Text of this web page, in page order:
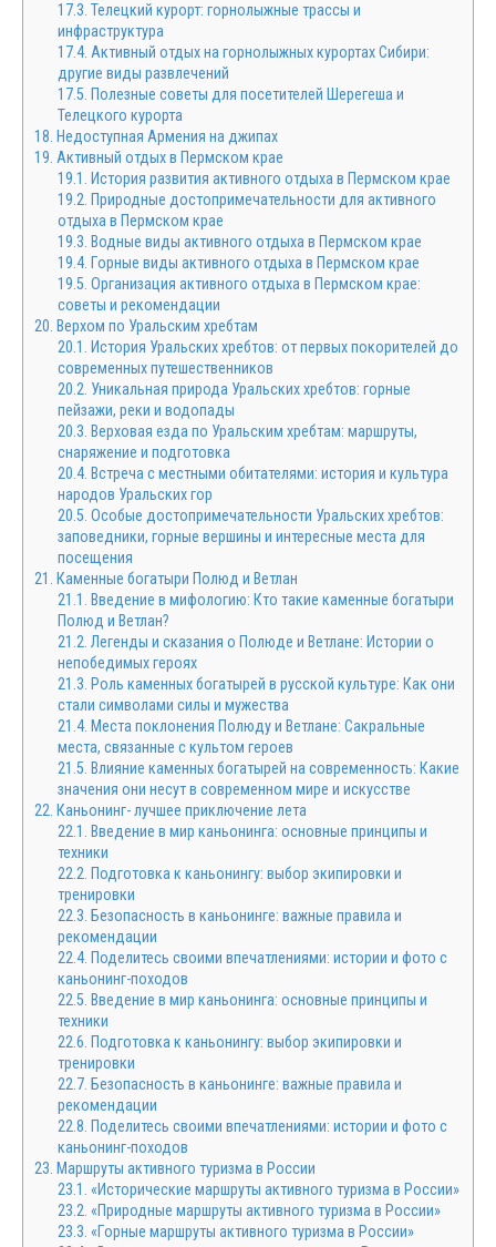
17.3. Телецкий курорт: горнолыжные трассы и
инфраструктура
17.4. Активный отдых на горнолыжных курортах Сибири:
другие виды развлечений
17.5. Полезные советы для посетителей Шерегеша и
Телецкого курорта
18. Недоступная Армения на джипах
19. Активный отдых в Пермском крае
19.1. История развития активного отдыха в Пермском крае
19.2. Природные достопримечательности для активного
отдыха в Пермском крае
19.3. Водные виды активного отдыха в Пермском крае
19.4. Горные виды активного отдыха в Пермском крае
19.5. Организация активного отдыха в Пермском крае:
советы и рекомендации
20. Верхом по Уральским хребтам
20.1. История Уральских хребтов: от первых покорителей до
современных путешественников
20.2. Уникальная природа Уральских хребтов: горные
пейзажи, реки и водопады
20.3. Верховая езда по Уральским хребтам: маршруты,
снаряжение и подготовка
20.4. Встреча с местными обитателями: история и культура
народов Уральских гор
20.5. Особые достопримечательности Уральских хребтов:
заповедники, горные вершины и интересные места для
посещения
21. Каменные богатыри Полюд и Ветлан
21.1. Введение в мифологию: Кто такие каменные богатыри
Полюд и Ветлан?
21.2. Легенды и сказания о Полюде и Ветлане: Истории о
непобедимых героях
21.3. Роль каменных богатырей в русской культуре: Как они
стали символами силы и мужества
21.4. Места поклонения Полюду и Ветлане: Сакральные
места, связанные с культом героев
21.5. Влияние каменных богатырей на современность: Какие
значения они несут в современном мире и искусстве
22. Каньонинг- лучшее приключение лета
22.1. Введение в мир каньонинга: основные принципы и
техники
22.2. Подготовка к каньонингу: выбор экипировки и
тренировки
22.3. Безопасность в каньонинге: важные правила и
рекомендации
22.4. Поделитесь своими впечатлениями: истории и фото с
каньонинг-походов
22.5. Введение в мир каньонинга: основные принципы и
техники
22.6. Подготовка к каньонингу: выбор экипировки и
тренировки
22.7. Безопасность в каньонинге: важные правила и
рекомендации
22.8. Поделитесь своими впечатлениями: истории и фото с
каньонинг-походов
23. Маршруты активного туризма в России
23.1. «Исторические маршруты активного туризма в России»
23.2. «Природные маршруты активного туризма в России»
23.3. «Горные маршруты активного туризма в России»